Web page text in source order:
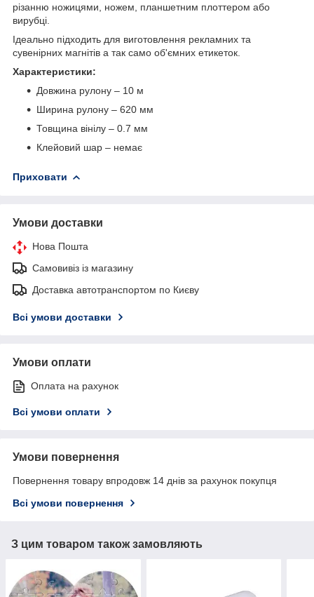
різанню ножицями, ножем, планшетним плоттером або
вирубці.
Ідеально підходить для виготовлення рекламних та
сувенірних магнітів а так само об'ємних етикеток.
Характеристики:
Довжина рулону – 10 м
Ширина рулону – 620 мм
Товщина вінілу – 0.7 мм
Клейовий шар – немає
Приховати
Умови доставки
Нова Пошта
Самовивіз із магазину
Доставка автотранспортом по Києву
Всі умови доставки
Умови оплати
Оплата на рахунок
Всі умови оплати
Умови повернення
Повернення товару впродовж 14 днів за рахунок покупця
Всі умови повернення
З цим товаром також замовляють